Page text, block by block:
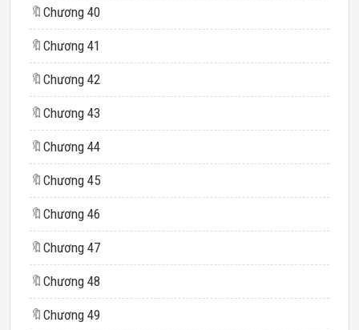
🔖 Chương 40
🔖 Chương 41
🔖 Chương 42
🔖 Chương 43
🔖 Chương 44
🔖 Chương 45
🔖 Chương 46
🔖 Chương 47
🔖 Chương 48
🔖 Chương 49